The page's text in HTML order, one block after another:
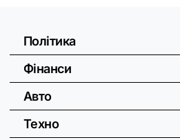
Політика
Фінанси
Авто
Техно